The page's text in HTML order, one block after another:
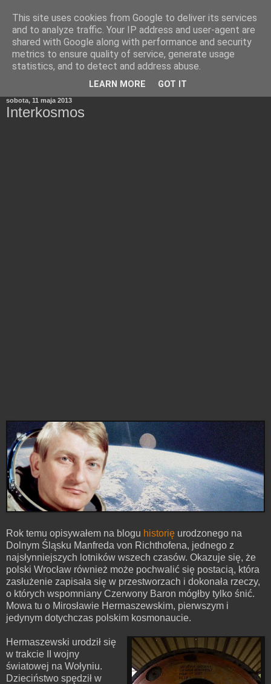
sobota, 11 maja 2013
Interkosmos
Rok temu opisywałem na blogu historię urodzonego na
Dolnym Śląsku Manfreda von Richthofena, jednego z
najsłynniejszych lotników wszech czasów. Okazuje się, że
polski Wrocław również może pochwalić się postacią, która
zasłużenie zapisała się w przestworzach i dokonała rzeczy,
o których wspomniany Czerwony Baron mógłby tylko śnić.
Mowa tu o Mirosławie Hermaszewskim, pierwszym i
jedynym dotychczas polskim kosmonaucie.
Hermaszewski urodził się
w trakcie II wojny
światowej na Wołyniu.
Dzieciństwo spędził w
This site uses cookies from Google to deliver its services
and to analyze traffic. Your IP address and user-agent are
shared with Google along with performance and security
metrics to ensure quality of service, generate usage
statistics, and to detect and address abuse.
LEARN MORE GOT IT